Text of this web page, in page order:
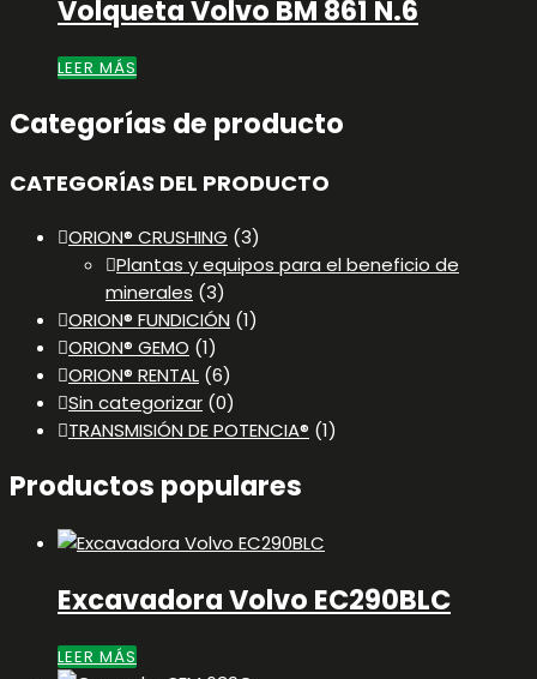
Volqueta Volvo BM 861 N.6
LEER MÁS
Categorías de producto
CATEGORÍAS DEL PRODUCTO
ORION® CRUSHING (3)
Plantas y equipos para el beneficio de
minerales (3)
ORION® FUNDICIÓN (1)
ORION® GEMO (1)
ORION® RENTAL (6)
Sin categorizar (0)
TRANSMISIÓN DE POTENCIA® (1)
Productos populares
Excavadora Volvo EC290BLC
LEER MÁS